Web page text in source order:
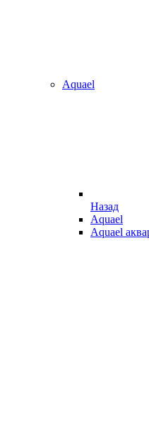
Aquael
Назад
Aquael
Aquael